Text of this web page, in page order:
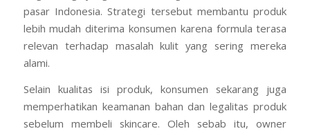
pasar Indonesia. Strategi tersebut membantu produk
lebih mudah diterima konsumen karena formula terasa
relevan terhadap masalah kulit yang sering mereka
alami.
Selain kualitas isi produk, konsumen sekarang juga
memperhatikan keamanan bahan dan legalitas produk
sebelum membeli skincare. Oleh sebab itu, owner